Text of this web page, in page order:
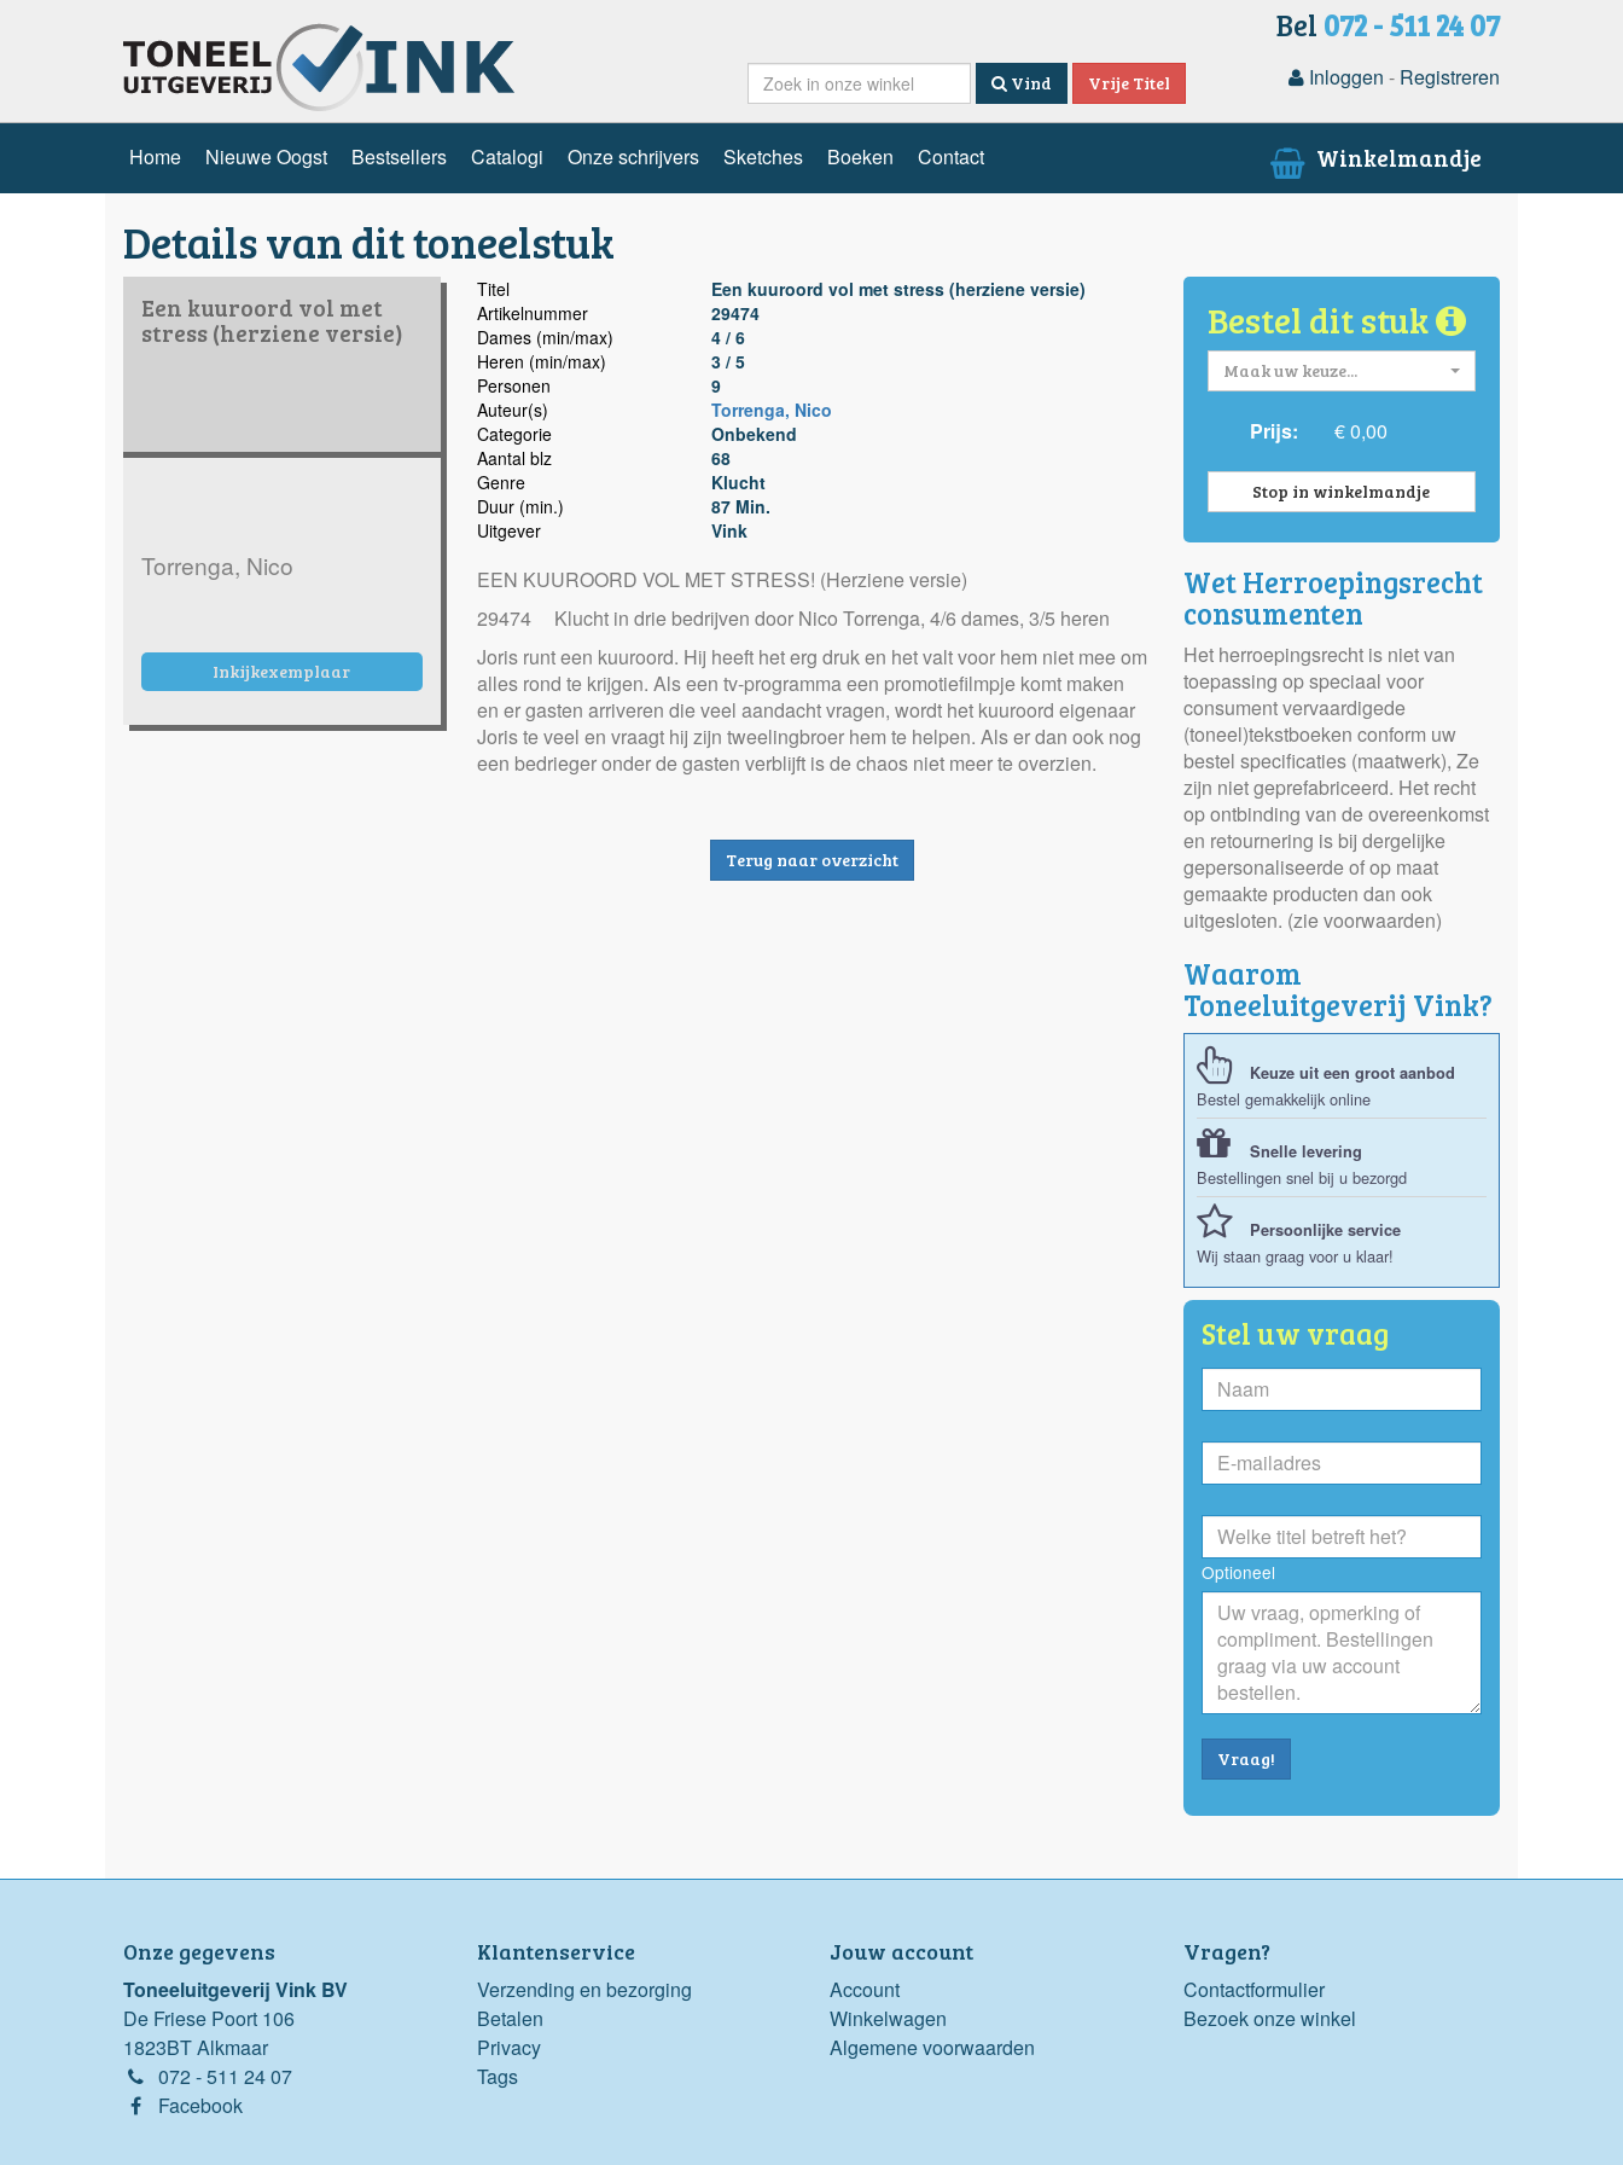
Bel 072 - 511 24 07
Vind Vrije Titel Inloggen - Registreren
Home Nieuwe Oogst Bestsellers Catalogi Onze schrijvers Sketches Boeken Contact Winkelmandje
Details van dit toneelstuk
Een kuuroord vol met
stress (herziene versie)
Torrenga, Nico
Inkijkexemplaar
Titel
Een kuuroord vol met stress (herziene versie)
Artikelnummer
29474
Dames (min/max)
4 / 6
Heren (min/max)
3 / 5
Personen
9
Auteur(s)
Torrenga, Nico
Categorie
Onbekend
Aantal blz
68
Genre
Klucht
Duur (min.)
87 Min.
Uitgever
Vink
EEN KUUROORD VOL MET STRESS! (Herziene versie)
29474
Klucht in drie bedrijven door Nico Torrenga, 4/6 dames, 3/5 heren
Joris runt een kuuroord. Hij heeft het erg druk en het valt voor hem niet mee om
alles rond te krijgen. Als een tv-programma een promotiefilmpje komt maken
en er gasten arriveren die veel aandacht vragen, wordt het kuuroord eigenaar
Joris te veel en vraagt hij zijn tweelingbroer hem te helpen. Als er dan ook nog
een bedrieger onder de gasten verblijft is de chaos niet meer te overzien.
Terug naar overzicht
Bestel dit stuk
Maak uw keuze...
Prijs: € 0,00
Stop in winkelmandje
Wet Herroepingsrecht
consumenten
Het herroepingsrecht is niet van
toepassing op speciaal voor
consument vervaardigede
(toneel)tekstboeken conform uw
bestel specificaties (maatwerk), Ze
zijn niet geprefabriceerd. Het recht
op ontbinding van de overeenkomst
en retournering is bij dergelijke
gepersonaliseerde of op maat
gemaakte producten dan ook
uitgesloten. (zie voorwaarden)
Waarom
Toneeluitgeverij Vink?
Keuze uit een groot aanbod
Bestel gemakkelijk online
Snelle levering
Bestellingen snel bij u bezorgd
Persoonlijke service
Wij staan graag voor u klaar!
Stel uw vraag
Optioneel
Vraag!
Onze gegevens
Toneeluitgeverij Vink BV
De Friese Poort 106
1823BT Alkmaar
072 - 511 24 07
Facebook
Klantenservice
Verzending en bezorging
Betalen
Privacy
Tags
Jouw account
Account
Winkelwagen
Algemene voorwaarden
Vragen?
Contactformulier
Bezoek onze winkel